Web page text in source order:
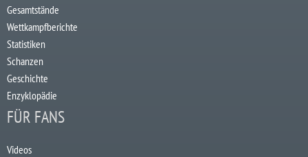
Gesamtstände
Wettkampfberichte
Statistiken
Schanzen
Geschichte
Enzyklopädie
FÜR FANS
Videos